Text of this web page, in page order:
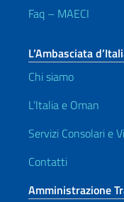
Faq – MAECI
L’Ambasciata
Chi siamo
L’Italia e Oman
Servizi Consolari e
Contatti
Amministrazione